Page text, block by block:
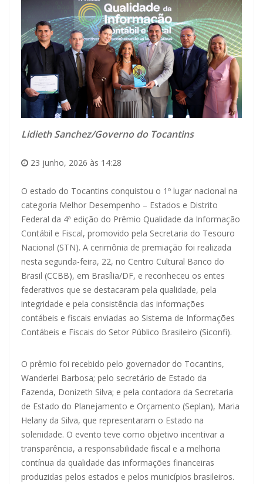
Lidieth Sanchez/Governo do Tocantins
23 junho, 2026 às 14:28
O estado do Tocantins conquistou o 1º lugar nacional na
categoria Melhor Desempenho – Estados e Distrito
Federal da 4ª edição do Prêmio Qualidade da Informação
Contábil e Fiscal, promovido pela Secretaria do Tesouro
Nacional (STN). A cerimônia de premiação foi realizada
nesta segunda-feira, 22, no Centro Cultural Banco do
Brasil (CCBB), em Brasília/DF, e reconheceu os entes
federativos que se destacaram pela qualidade, pela
integridade e pela consistência das informações
contábeis e fiscais enviadas ao Sistema de Informações
Contábeis e Fiscais do Setor Público Brasileiro (Siconfi).
O prêmio foi recebido pelo governador do Tocantins,
Wanderlei Barbosa; pelo secretário de Estado da
Fazenda, Donizeth Silva; e pela contadora da Secretaria
de Estado do Planejamento e Orçamento (Seplan), Maria
Helany da Silva, que representaram o Estado na
solenidade. O evento teve como objetivo incentivar a
transparência, a responsabilidade fiscal e a melhoria
contínua da qualidade das informações financeiras
produzidas pelos estados e pelos municípios brasileiros.